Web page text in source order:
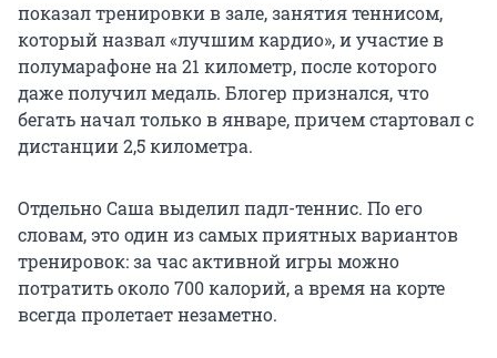
показал тренировки в зале, занятия теннисом,
который назвал «лучшим кардио», и участие в
полумарафоне на 21 километр, после которого
даже получил медаль. Блогер признался, что
бегать начал только в январе, причем стартовал с
дистанции 2,5 километра.
Отдельно Саша выделил падл-теннис. По его
словам, это один из самых приятных вариантов
тренировок: за час активной игры можно
потратить около 700 калорий, а время на корте
всегда пролетает незаметно.